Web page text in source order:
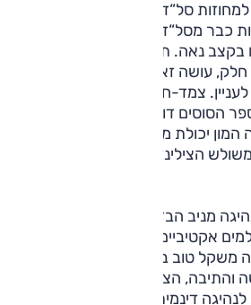
סל“ד גבוהים, אך הוא דוחף את
כבר מסל“ד נמוך, הוא במיטבו במרכז
נאה. תיבת ההילוכים טובה מאוד
עושה זאת בזריזות וההיענות שלה
צמד-חמד שאולי לא ירגש אתכם
הסוסים דוהרת קדימה, אבל בהחלט
יכולת מתי שצריך וייתן כיסוי
הצילינדרים הזה מפיק רק מוסיף,
מניב הבדלים מורגשים בהתנהלות
אקטיביים. תגובות הדוושה
משקל טוב במצב זה; מצב ’אקו‘
והתיבה, הצליל מתמתן וההגה הופך
דינמית; מצב 'רגיל' נמצא